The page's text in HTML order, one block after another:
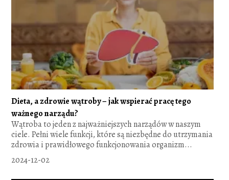
Dieta, a zdrowie wątroby – jak wspierać pracę tego
ważnego narządu?
Wątroba to jeden z najważniejszych narządów w naszym
ciele. Pełni wiele funkcji, które są niezbędne do utrzymania
zdrowia i prawidłowego funkcjonowania organizm...
2024-12-02